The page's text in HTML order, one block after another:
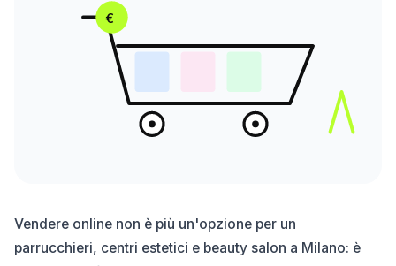
€
Vendere online non è più un'opzione per un
parrucchieri, centri estetici e beauty salon a Milano: è